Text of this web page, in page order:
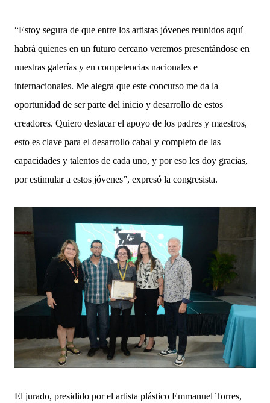
“Estoy segura de que entre los artistas jóvenes reunidos aquí
habrá quienes en un futuro cercano veremos presentándose en
nuestras galerías y en competencias nacionales e
internacionales. Me alegra que este concurso me da la
oportunidad de ser parte del inicio y desarrollo de estos
creadores. Quiero destacar el apoyo de los padres y maestros,
esto es clave para el desarrollo cabal y completo de las
capacidades y talentos de cada uno, y por eso les doy gracias,
por estimular a estos jóvenes”, expresó la congresista.
El jurado, presidido por el artista plástico Emmanuel Torres,